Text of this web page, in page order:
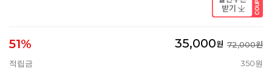
51% 35,000원 72,000원
적립금
350원